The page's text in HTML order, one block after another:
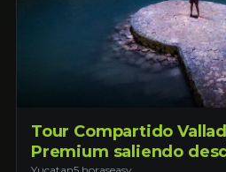
Tour Compartido
Premium saliendo